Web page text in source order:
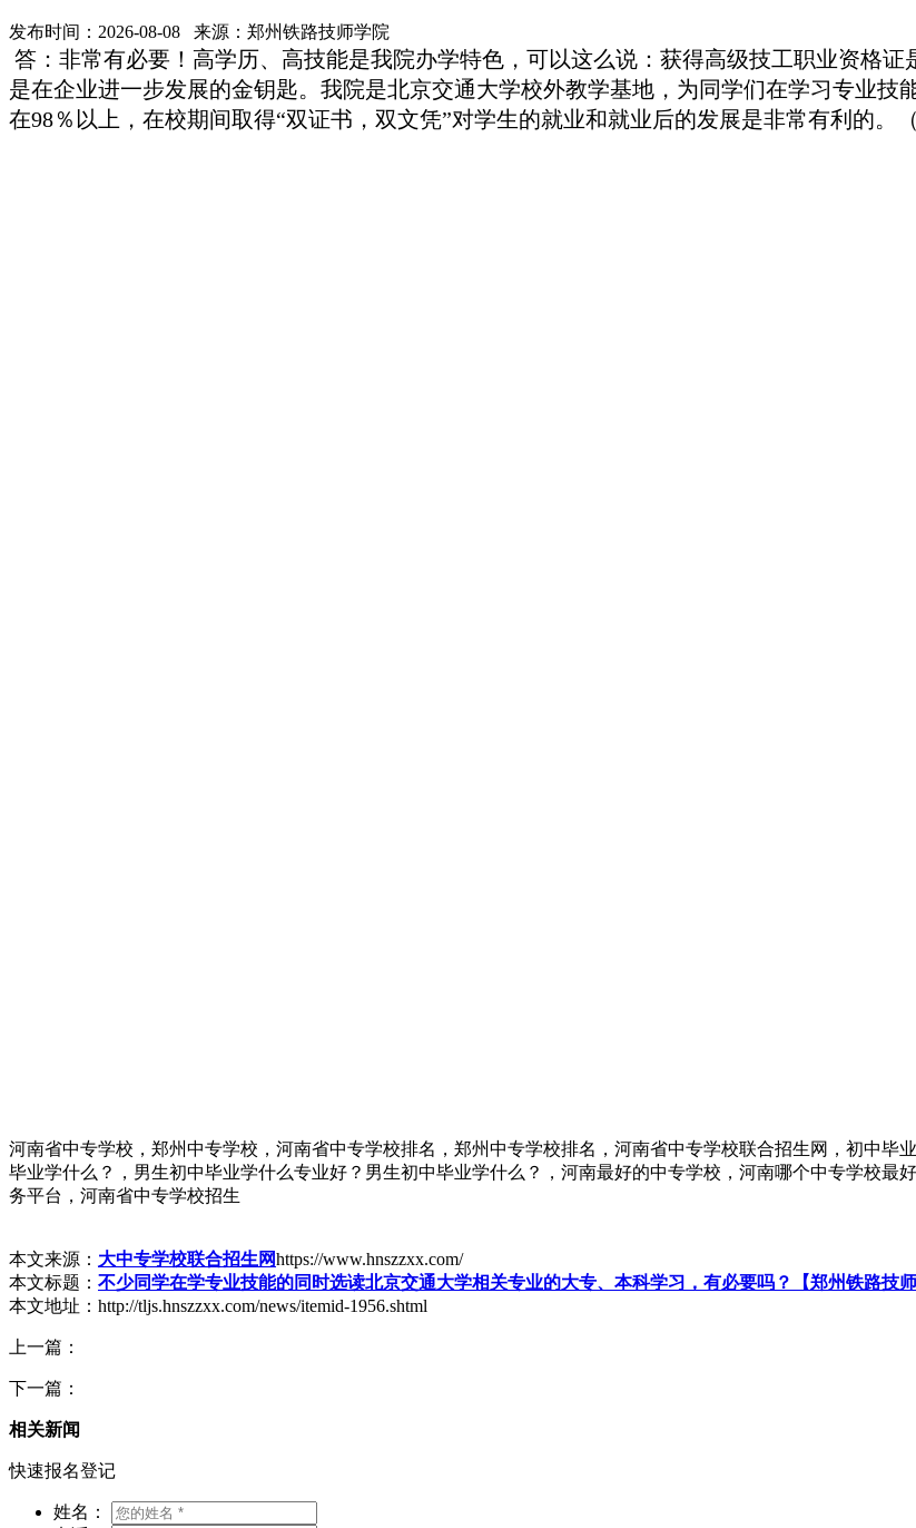
发布时间：2026-08-08 来源：郑州铁路技师学院
答：非常有必要！高学历、高技能是我院办学特色，可以这么说：获得高级技工职业资格
是在企业进一步发展的金钥匙。我院是北京交通大学校外教学基地，为同学们在学习专业
在98％以上，在校期间取得“双证书，双文凭”对学生的就业和就业后的发展是非常有利的。（
河南省中专学校，郑州中专学校，河南省中专学校排名，郑州中专学校排名，河南省中专学校联合招生网，初中毕
毕业学什么？，男生初中毕业学什么专业好？男生初中毕业学什么？，河南最好的中专学校，河南哪个中专学校最
务平台，河南省中专学校招生
本文来源： 大中专学校联合招生网https://www.hnszzxx.com/
本文标题： 不少同学在学专业技能的同时选读北京交通大学相关专业的大专、本科学习，有必要吗？【郑州铁路技师
本文地址：http://tljs.hnszzxx.com/news/itemid-1956.shtml
上一篇：
下一篇：
相关新闻
快速报名登记
姓名：